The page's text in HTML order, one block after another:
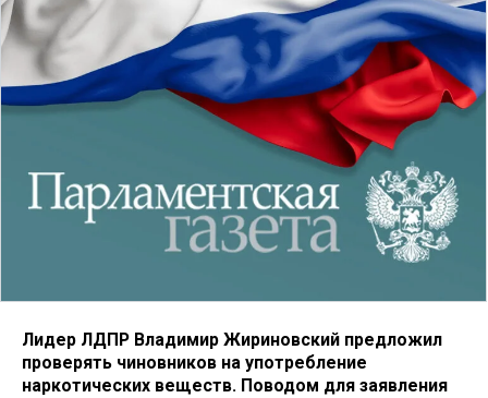
Лидер ЛДПР Владимир Жириновский предложил
проверять чиновников на употребление
наркотических веществ. Поводом для заявления